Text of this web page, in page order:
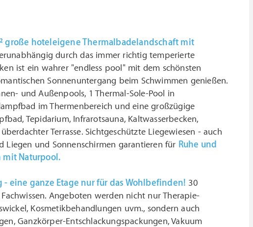
große hoteleigene Thermalbadelandschaft mit
durch das immer richtig temperierte
ist ein wahrer "endless pool" mit dem schönsten
Sonnenuntergang beim Schwimmen genießen.
und Außenpools, 1 Thermal-Sole-Pool in
im Thermenbereich und eine großzügige
Tepidarium, Infrarotsauna, Kaltwasserbecken,
Terrasse. Sichtgeschützte Liegewiesen - auch
Liegen und Sonnenschirmen garantieren für Ruhe und
mit Naturpool.
- eine ganze Etage nur für das Wohlbefinden! 30
Angeboten werden nicht nur Therapie-
Kosmetikbehandlungen uvm., sondern auch
Ganzkörper-Entschlackungspackungen, Vakuum